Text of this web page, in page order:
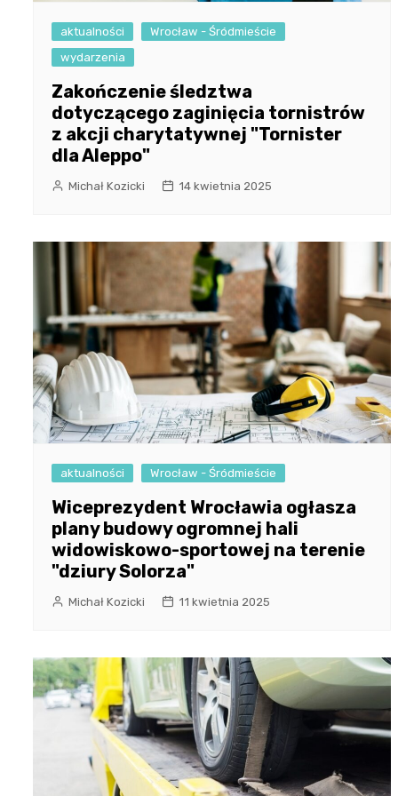
aktualności
Wrocław - Śródmieście
wydarzenia
Zakończenie śledztwa
dotyczącego zaginięcia tornistrów
z akcji charytatywnej "Tornister
dla Aleppo"
Michał Kozicki 14 kwietnia 2025
aktualności Wrocław - Śródmieście
Wiceprezydent Wrocławia ogłasza
plany budowy ogromnej hali
widowiskowo-sportowej na terenie
"dziury Solorza"
Michał Kozicki 11 kwietnia 2025